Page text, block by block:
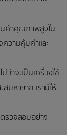
ค้าคุณภาพสูงใน
วามคุ้มค่าและ
ไม่ว่าจะเป็นเครื่องใช้
มหายาก เรามีให้
รวจสอบอย่าง